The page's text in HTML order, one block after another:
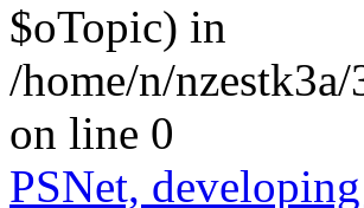
$oTopic) in
/home/n/
on line 0
PSNet,